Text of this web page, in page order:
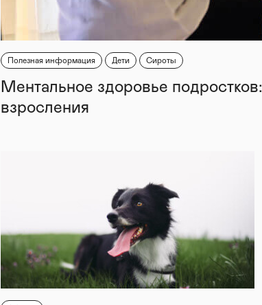
Полезная информация Дети Сироты
Ментальное здоровье
взросления